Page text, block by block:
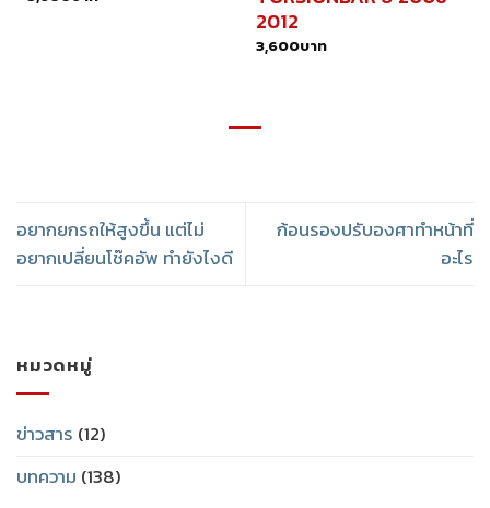
2012
3,600บาท
อยากยกรถให้สูงขึ้น แต่ไม่
อยากเปลี่ยนโช๊คอัพ ทำยังไงดี
ก้อนรองปรับองศาทำหน้าที่
อะไร
หมวดหมู่
ข่าวสาร (12)
บทความ (138)